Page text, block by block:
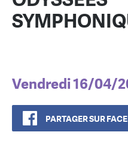
Vendredi 16/04/
PARTAGER SUR